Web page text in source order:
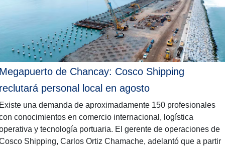
de Chancay: Cosco Shipping
personal local en agosto
una demanda de aproximadamente 150 profesionales
conocimientos en comercio internacional, logística
y tecnología portuaria. El gerente de operaciones de
Shipping, Carlos Ortiz Chamache, adelantó que a partir